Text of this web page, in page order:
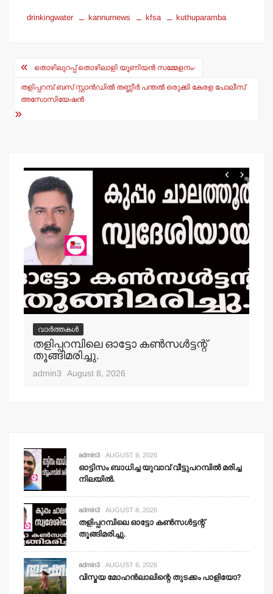
at
A
p
p
c
b
o
o
drinkingwater kannurnews kfsa kuthuparamba
Post
navigation
തൊഴിലുറപ്പ് തൊഴിലാളി യൂണിയന്‍ സമ്മേളനം-
തളിപ്പറമ്പ് ബസ് സ്റ്റാന്‍ഡില്‍ തണ്ണീര്‍ പന്തല്‍ ഒരുക്കി കേരള പോലീസ്
അസോസിയേഷന്‍
വാർത്തകൾ
തളിപ്പറമ്പിലെ ഓട്ടോ കണ്‍സള്‍ട്ടന്റ്
തൂങ്ങിമരിച്ചു.
admin3 August 8, 2026
admin3 AUGUST 9, 2026
ഓട്ടിസം ബാധിച്ച യുവാവ് വീട്ടുപറമ്പില്‍ മരിച്ച
നിലയില്‍.
admin3 AUGUST 8, 2026
തളിപ്പറമ്പിലെ ഓട്ടോ കണ്‍സള്‍ട്ടന്റ്
തൂങ്ങിമരിച്ചു.
admin3 AUGUST 8, 2026
വിസ്മയ മോഹന്‍ലാലിന്റെ തുടക്കം പാളിയോ?